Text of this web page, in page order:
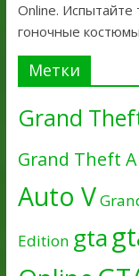
Online. Испытайте
гоночные
Метки
Grand
Grand Theft
Auto V
Edition gta